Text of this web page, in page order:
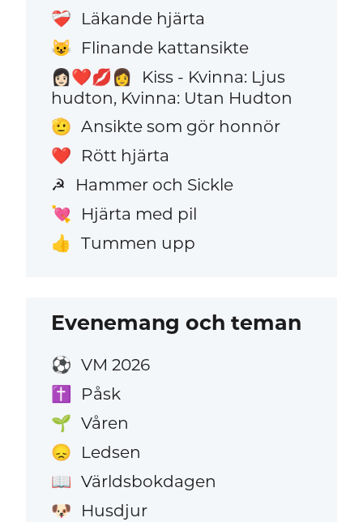
❤️‍🩹 Läkande hjärta
😺 Flinande kattansikte
👩🏻‍❤️‍💋‍👩
Kiss - Kvinna: Ljus
hudton, Kvinna: Utan Hudton
🫡 Ansikte som gör honnör
❤️ Rött hjärta
☭ Hammer och Sickle
💘 Hjärta med pil
👍 Tummen upp
Evenemang och teman
⚽ VM 2026
✝️ Påsk
🌱 Våren
😞 Ledsen
📖 Världsbokdagen
🐶 Husdjur